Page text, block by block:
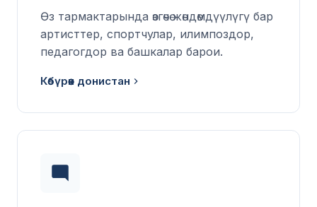
Өз тармактарында өзгөчө жөндөмдүүлүгү бар
артисттер, спортчулар, илимпоздор,
педагогдор ва башкалар барои.
Көбүрөөк донистан